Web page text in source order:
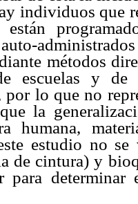
individuos que
están
métodos
escuelas y de
por lo que no
la
humana,
estudio no se
de cintura) y
para determinar